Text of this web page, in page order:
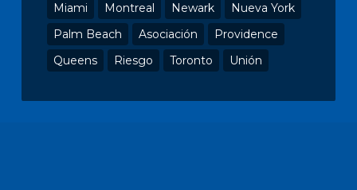
Miami
Montreal Newark
Nueva York
Palm Beach
Asociación
Providence
Queens
Riesgo Toronto Unión